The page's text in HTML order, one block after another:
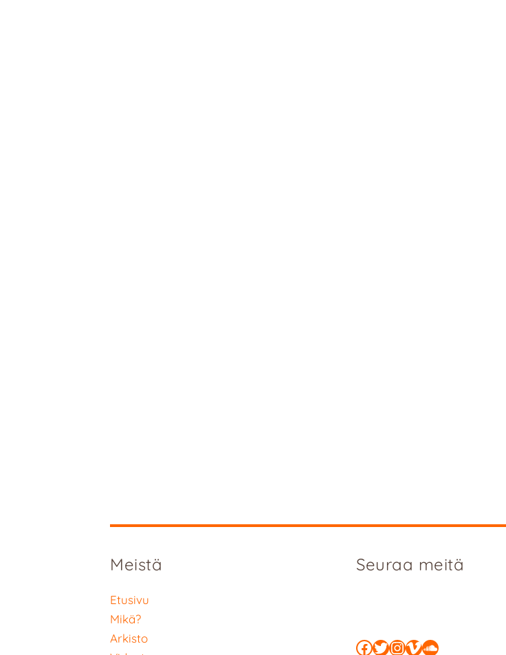
Meistä
Etusivu
Mikä?
Arkisto
Seuraa meitä
Facebook
Twitter
Instagram
Vimeo
SoundCloud